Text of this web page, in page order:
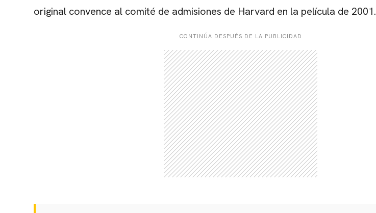
original convence al comité de admisiones de Harvard en la película de 2001.
CONTINÚA DESPUÉS DE LA PUBLICIDAD